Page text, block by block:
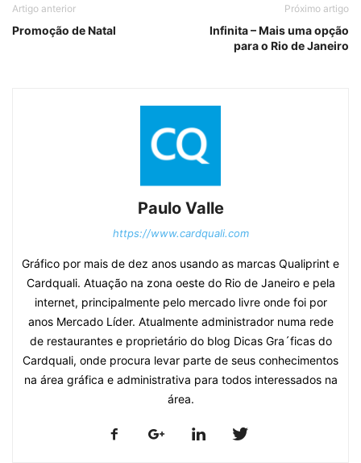
Artigo anterior
Promoção de Natal
Próximo artigo
Infinita – Mais uma opção
para o Rio de Janeiro
Paulo Valle
https://www.cardquali.com
Gráfico por mais de dez anos usando as marcas Qualiprint e
Cardquali. Atuação na zona oeste do Rio de Janeiro e pela
internet, principalmente pelo mercado livre onde foi por
anos Mercado Líder. Atualmente administrador numa rede
de restaurantes e proprietário do blog Dicas Gra´ficas do
Cardquali, onde procura levar parte de seus conhecimentos
na área gráfica e administrativa para todos interessados na
área.